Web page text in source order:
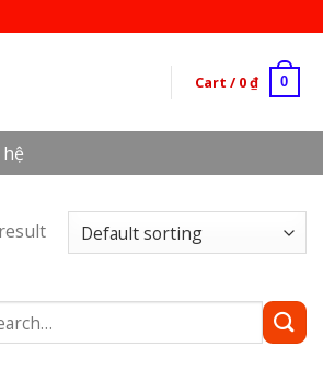
Cart / 0₫ 0